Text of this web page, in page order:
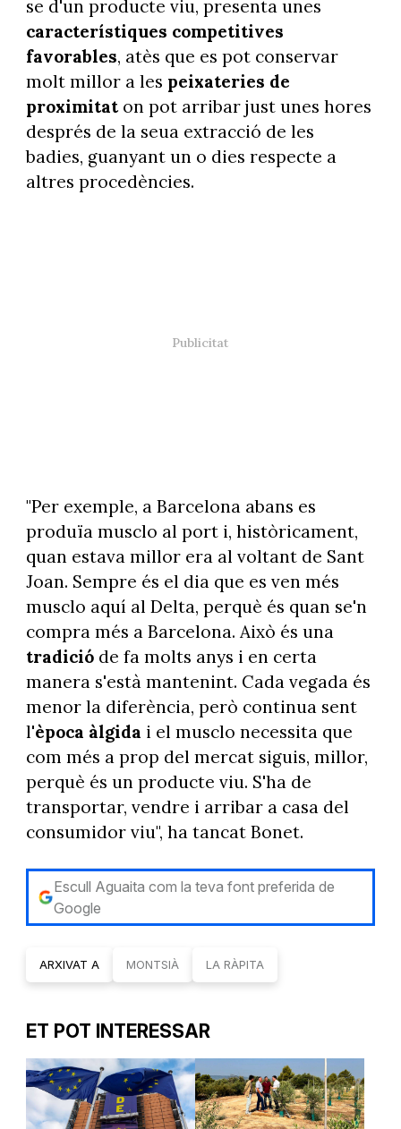
se d'un producte viu, presenta unes
característiques competitives
favorables, atès que es pot conservar
molt millor a les peixateries de
proximitaton pot arribar just unes hores
després de la seua extracció de les
badies, guanyant un o dies respecte a
altres procedències.
"Per exemple, a Barcelona abans es
produïa musclo al port i, històricament,
quan estava millor era al voltant de Sant
Joan. Sempre és el dia que es ven més
musclo aquí al Delta, perquè és quan se'n
compra més a Barcelona. Això és una
tradició de fa molts anys i en certa
manera s'està mantenint. Cada vegada és
menor la diferència, però continua sent
l'època àlgida i el musclo necessita que
com més a prop del mercat siguis, millor,
perquè és un producte viu. S'ha de
transportar, vendre i arribar a casa del
consumidor viu", ha tancat Bonet.
Escull Aguaita com la teva font preferida de
Google
ARXIVAT A MONTSIÀ LA RÀPITA
ET POT INTERESSAR